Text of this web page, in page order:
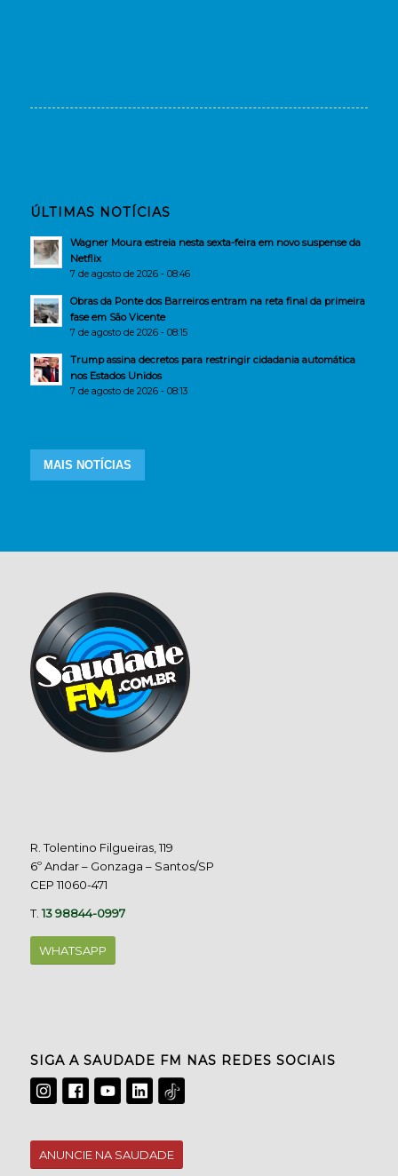
ÚLTIMAS NOTÍCIAS
Wagner Moura estreia nesta sexta-feira em novo suspense da
Netflix
7 de agosto de 2026 - 08:46
Obras da Ponte dos Barreiros entram na reta final da primeira
fase em São Vicente
7 de agosto de 2026 - 08:15
Trump assina decretos para restringir cidadania automática
nos Estados Unidos
7 de agosto de 2026 - 08:13
MAIS NOTÍCIAS
R. Tolentino Filgueiras, 119
6º Andar – Gonzaga – Santos/SP
CEP 11060-471
T.13 98844-0997
WHATSAPP
SIGA A SAUDADE FM NAS REDES SOCIAIS
ANUNCIE NA SAUDADE